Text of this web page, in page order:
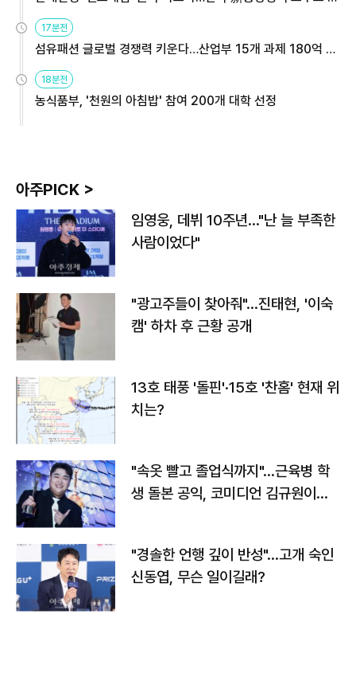
용해야
17분전
섬유패션 글로벌 경쟁력 키운다…산업부 15개 과제 180억 지
원
18분전
농식품부, '천원의 아침밥' 참여 200개 대학 선정
아주PICK >
임영웅, 데뷔 10주년…"난 늘 부족한
사람이었다"
"광고주들이 찾아줘"…진태현, '이숙
캠' 하차 후 근황 공개
13호 태풍 '돌핀'·15호 '찬홈' 현재 위
치는?
"속옷 빨고 졸업식까지"…근육병 학
생 돌본 공익, 코미디언 김규원이었
"경솔한 언행 깊이 반성"…고개 숙인
신동엽, 무슨 일이길래?